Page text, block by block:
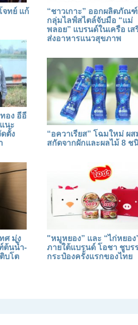
ทย์ แก้
อง อีอี
นะ
ตั้ง
ศ มุ่ง
ต้นน้ำ-
บโต
“ชาวเกาะ” ออกผลิตภัณ
กลุ่มไลฟ์สไตล์จับมือ “แม่
พลอย” แบรนด์ในเครือ เ
ส่งอาหารแนวสุขภาพ
“อควาเรียส” โฉมใหม่ ผ
สกัดจากผักและผลไม้ 8 ช
"หมูหยอง” และ “ไก่หยอง
ภายใต้แบรนด์ โอชา ชูบร
กระป๋องครั้งแรกของไทย